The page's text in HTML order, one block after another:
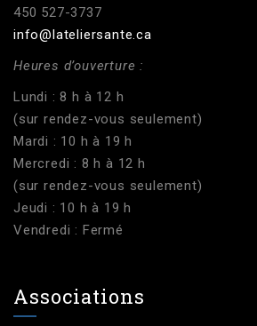
450 527-3737
info@lateliersante.ca
Heures d’ouverture :
Lundi : 8 h à 12 h
(sur rendez-vous seulement)
Mardi : 10 h à 19 h
Mercredi : 8 h à 12 h
(sur rendez-vous seulement)
Jeudi : 10 h à 19 h
Vendredi : Fermé
Associations